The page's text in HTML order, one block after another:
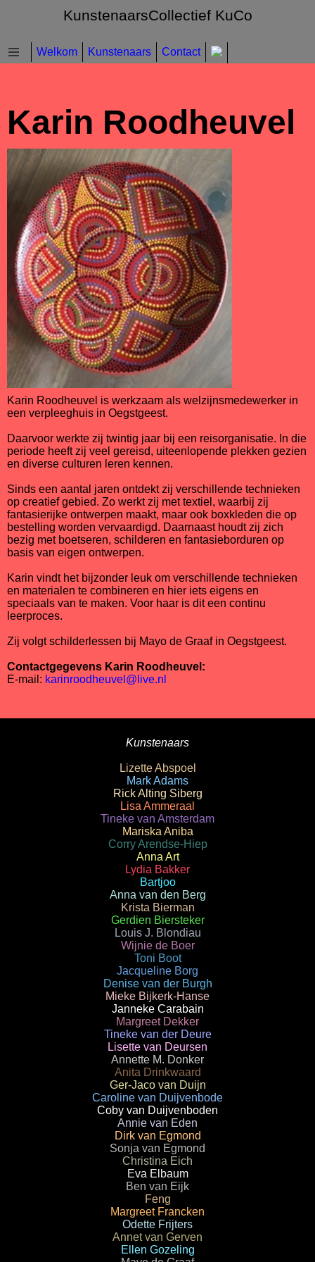
KunstenaarsCollectief KuCo
Welkom Kunstenaars Contact
Karin Roodheuvel
Karin Roodheuvel is werkzaam als welzijnsmedewerker in
een verpleeghuis in Oegstgeest.
Daarvoor werkte zij twintig jaar bij een reisorganisatie. In die
periode heeft zij veel gereisd, uiteenlopende plekken gezien
en diverse culturen leren kennen.
Sinds een aantal jaren ontdekt zij verschillende technieken
op creatief gebied. Zo werkt zij met textiel, waarbij zij
fantasierijke ontwerpen maakt, maar ook boxkleden die op
bestelling worden vervaardigd. Daarnaast houdt zij zich
bezig met boetseren, schilderen en fantasieborduren op
basis van eigen ontwerpen.
Karin vindt het bijzonder leuk om verschillende technieken
en materialen te combineren en hier iets eigens en
speciaals van te maken. Voor haar is dit een continu
leerproces.
Zij volgt schilderlessen bij Mayo de Graaf in Oegstgeest.
Contactgegevens Karin Roodheuvel:
E-mail: karinroodheuvel@live.nl
Kunstenaars
Lizette Abspoel
Mark Adams
Rick Alting Siberg
Lisa Ammeraal
Tineke van Amsterdam
Mariska Aniba
Corry Arendse-Hiep
Anna Art
Lydia Bakker
Bartjoo
Anna van den Berg
Krista Bierman
Gerdien Biersteker
Louis J. Blondiau
Wijnie de Boer
Toni Boot
Jacqueline Borg
Denise van der Burgh
Mieke Bijkerk-Hanse
Janneke Carabain
Margreet Dekker
Tineke van der Deure
Lisette van Deursen
Annette M. Donker
Anita Drinkwaard
Ger-Jaco van Duijn
Caroline van Duijvenbode
Coby van Duijvenboden
Annie van Eden
Dirk van Egmond
Sonja van Egmond
Christina Eich
Eva Elbaum
Ben van Eijk
Feng
Margreet Francken
Odette Frijters
Annet van Gerven
Ellen Gozeling